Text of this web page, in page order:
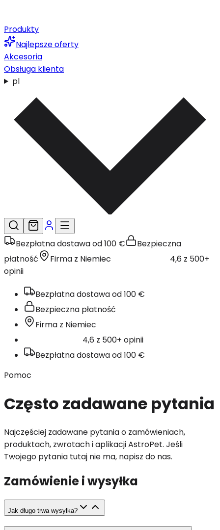
Produkty
Najlepsze oferty
Akcesoria
Obsługa klienta
pl
Bezpłatna dostawa od 100 €
Bezpieczna
płatność
Firma z Niemiec
4,6 z 500+
opinii
Bezpłatna dostawa od 100 €
Bezpieczna płatność
Firma z Niemiec
4,6 z 500+ opinii
Bezpłatna dostawa od 100 €
Pomoc
Często zadawane pytania
Najczęściej zadawane pytania o zamówieniach,
produktach, zwrotach i aplikacji AstroPet. Jeśli
Twojego pytania tutaj nie ma, napisz do nas.
Zamówienie i wysyłka
Jak długo trwa wysyłka?